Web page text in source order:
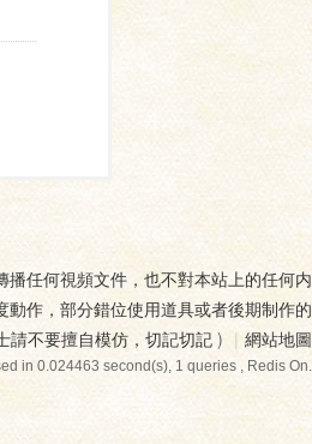
任何視頻文件，也不對本站上的任何内
作，部分錯位使用道具或者後期制作的
請不要擅自模仿，切記切記 ) | 網站地圖
in 0.024463 second(s), 1 queries , Redis On.